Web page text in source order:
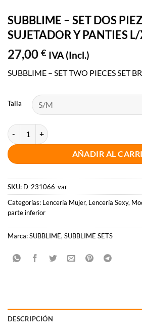
SUBBLIME – SET DOS
SUJETADOR Y PANTIES
27,00 € IVA (Incl.)
SUBBLIME – SET TWO PIECES SET
Talla
SUBBLIME - SET DOS PIEZAS
AÑADIR AL
SKU: D-231066-var
Categorías: Lencería Mujer, Lencería Sexy,
parte inferior
Marca:SUBBLIME, SUBBLIME SETS
DESCRIPCIÓN